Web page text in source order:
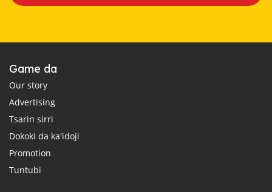
Game da
Our story
Advertising
Tsarin sirri
Dokoki da ka'idoji
Promotion
Tuntubi